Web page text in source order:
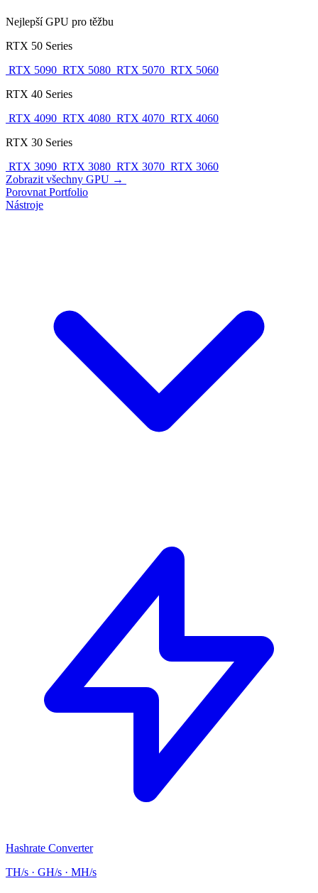
Nejlepší GPU pro těžbu
RTX 50 Series
RTX 5090 RTX 5080 RTX 5070 RTX 5060
RTX 40 Series
RTX 4090 RTX 4080 RTX 4070 RTX 4060
RTX 30 Series
RTX 3090 RTX 3080 RTX 3070 RTX 3060
Zobrazit všechny GPU →
Porovnat Portfolio
Nástroje
Hashrate Converter
TH/s · GH/s · MH/s